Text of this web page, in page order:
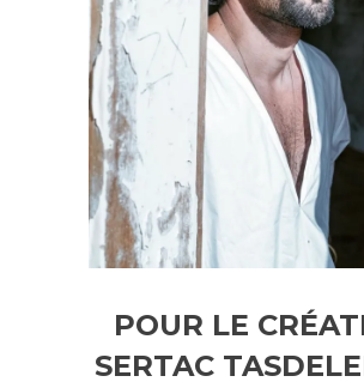
POUR LE
SERTAC